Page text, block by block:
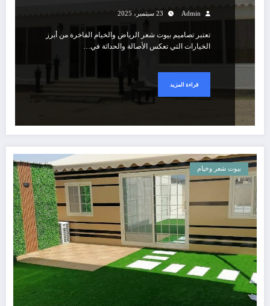
Admin 23 سبتمبر، 2025
تعتبر تصاميم بيوت شعر الرياض والخيام الفاخرة من أبرز
الخيارات التي تعكس الأصالة والحداثة في…
قراءة المزيد
بيوت شعر وخيام